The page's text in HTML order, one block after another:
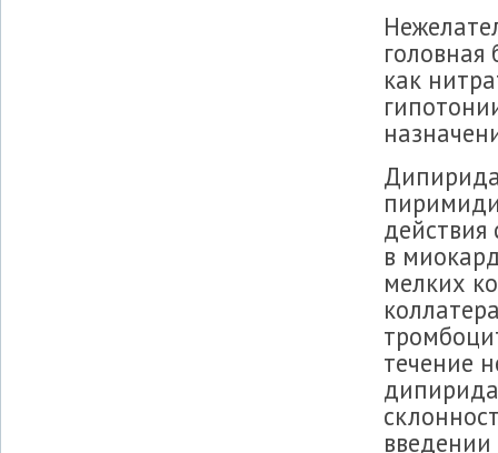
головная
как
действия
в
мелких
течение